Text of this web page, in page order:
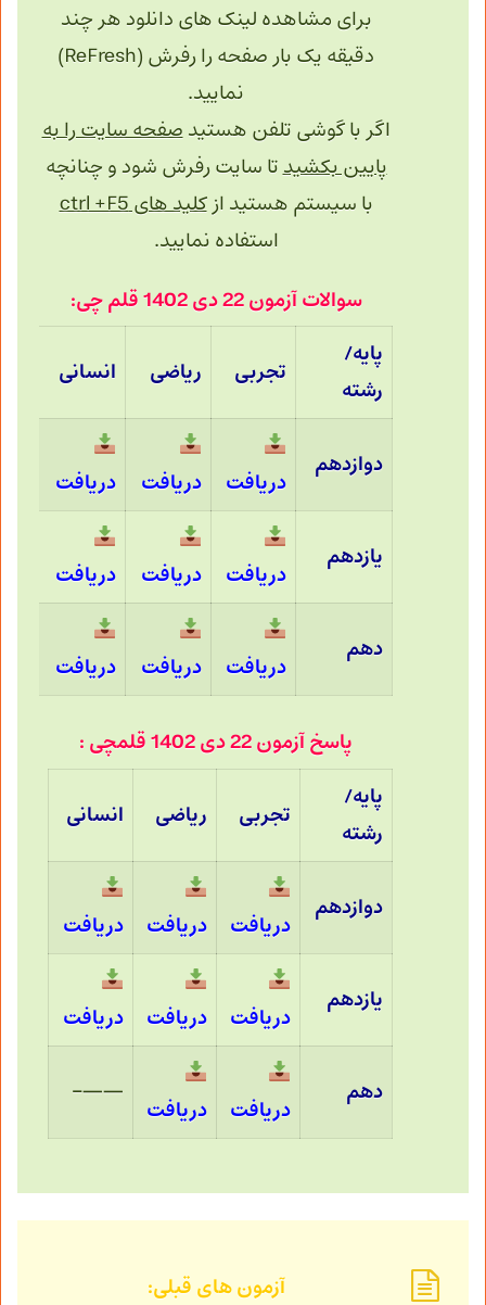
برای مشاهده لینک های دانلود هر چند
دقیقه یک بار صفحه را رفرش (ReFresh)
نمایید.
اگر با گوشی تلفن هستیدصفحه سایت را به
پایین بکشیدتا سایت رفرش شود و چنانچه
با سیستم هستید ازکلید های ctrl +F5
استفاده نمایید.
سوالات آزمون 22 دی 1402 قلم چی:
پایه/
رشته
تجربی ریاضی انسانی
دوازدهم
دریافت دریافت دریافت
یازدهم
دریافت دریافت دریافت
دهم
دریافت دریافت دریافت
پاسخ آزمون 22 دی 1402 قلمچی :
پایه/
رشته
تجربی ریاضی انسانی
دوازدهم
دریافت دریافت دریافت
یازدهم
دریافت دریافت دریافت
دهم
دریافت دریافت
——–
آزمون های قبلی: